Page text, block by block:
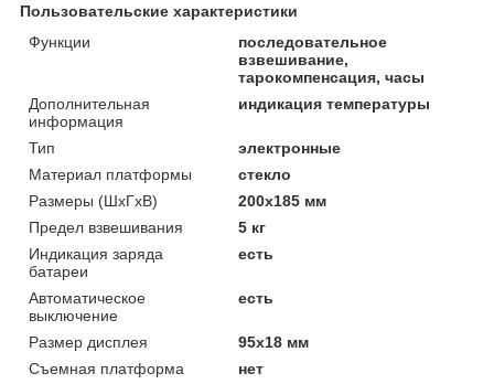
Пользовательские характеристики
Функции
последовательное
взвешивание,
тарокомпенсация, часы
Дополнительная
информация
индикация температуры
Тип
электронные
Материал платформы
стекло
Размеры (ШxГxВ)
200x185 мм
Предел взвешивания
5 кг
Индикация заряда
батареи
есть
Автоматическое
выключение
есть
Размер дисплея
95x18 мм
Съемная платформа
нет